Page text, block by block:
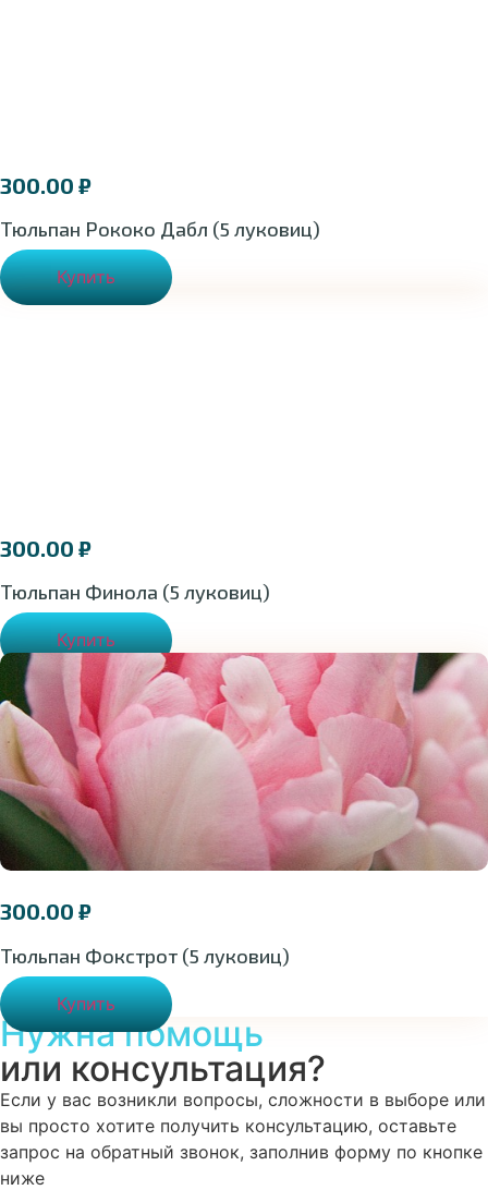
300.00 ₽
Тюльпан Рококо Дабл (5 луковиц)
Купить
300.00 ₽
Тюльпан Финола (5 луковиц)
Купить
300.00 ₽
Тюльпан Фокстрот (5 луковиц)
Купить
Нужна помощь
или консультация?
Если у вас возникли вопросы, сложности в выборе или
вы просто хотите получить консультацию, оставьте
запрос на обратный звонок, заполнив форму по кнопке
ниже